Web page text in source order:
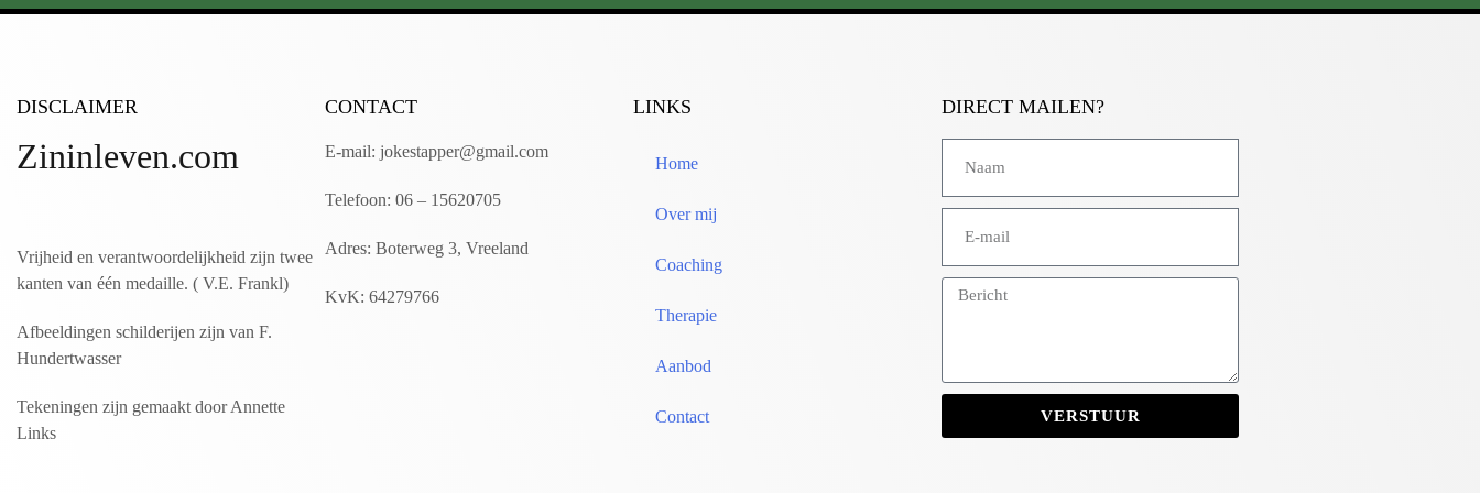
DISCLAIMER
Zininleven.com
Vrijheid en verantwoordelijkheid zijn twee
kanten van één medaille. ( V.E. Frankl)
Afbeeldingen schilderijen zijn van F.
Hundertwasser
Tekeningen zijn gemaakt door Annette
Links
CONTACT
E-mail: jokestapper@gmail.com
Telefoon: 06 – 15620705
Adres: Boterweg 3, Vreeland
KvK: 64279766
LINKS
Home
Over mij
Coaching
Therapie
Aanbod
Contact
DIRECT MAILEN?
VERSTUUR